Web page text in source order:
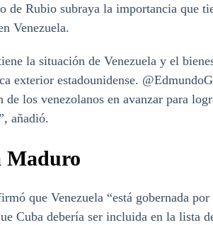
de Rubio subraya la importancia que
Venezuela.
la situación de Venezuela y el
exterior estadounidense.
los venezolanos en avanzar para
añadió.
Maduro
que Venezuela “está gobernada por
Cuba debería ser incluida en la lista